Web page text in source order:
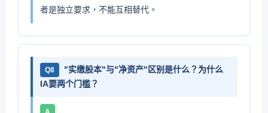
者是独立要求，不能互相替代。
Q8
"实缴股本"与"净资产"区别是什么？为什么
IA要两个门槛？